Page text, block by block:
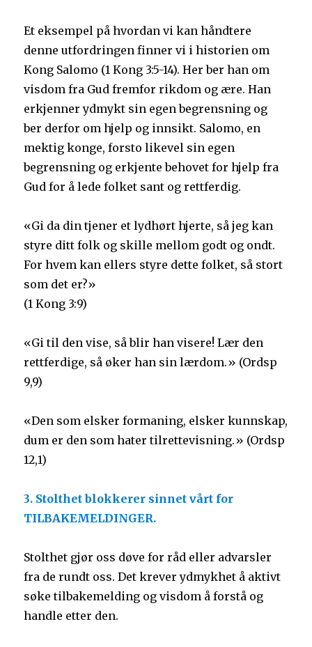
Et eksempel på hvordan vi kan håndtere
denne utfordringen finner vi i historien om
Kong Salomo (1 Kong 3:5-14). Her ber han om
visdom fra Gud fremfor rikdom og ære. Han
erkjenner ydmykt sin egen begrensning og
ber derfor om hjelp og innsikt. Salomo, en
mektig konge, forsto likevel sin egen
begrensning og erkjente behovet for hjelp fra
Gud for å lede folket sant og rettferdig.
«Gi da din tjener et lydhørt hjerte, så jeg kan
styre ditt folk og skille mellom godt og ondt.
For hvem kan ellers styre dette folket, så stort
som det er?»
(1 Kong 3:9)
«Gi til den vise, så blir han visere! Lær den
rettferdige, så øker han sin lærdom.» (Ordsp
9,9)
«Den som elsker formaning, elsker kunnskap,
dum er den som hater tilrettevisning.» (Ordsp
12,1)
3. Stolthet blokkerer sinnet vårt for
TILBAKEMELDINGER.
Stolthet gjør oss døve for råd eller advarsler
fra de rundt oss. Det krever ydmykhet å aktivt
søke tilbakemelding og visdom å forstå og
handle etter den.